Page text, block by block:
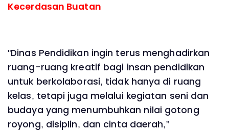
Kecerdasan Buatan
"Dinas Pendidikan ingin terus menghadirkan
ruang-ruang kreatif bagi insan pendidikan
untuk berkolaborasi, tidak hanya di ruang
kelas, tetapi juga melalui kegiatan seni dan
budaya yang menumbuhkan nilai gotong
royong, disiplin, dan cinta daerah,”